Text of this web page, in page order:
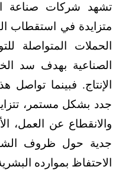
تشهد شركات صناعة
متزايدة في استقطاب
الحملات المتواصلة
الصناعية بهدف سد
الإنتاج. فبينما
جدد بشكل مستمر،
والانقطاع عن العمل،
جدية حول ظروف
الاحتفاظ بموارده